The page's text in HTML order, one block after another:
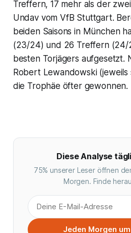
Treffern, 17 mehr als der
Undav vom VfB Stuttgart.
beiden Saisons in München
(23/24) und 26 Treffern (24/
besten Torjägers aufgesetzt.
Robert Lewandowski (jeweils
die Trophäe öfter gewonnen.
Diese Analyse
75% unserer Leser öffnen
Morgen. Finde
Jeden Morgen